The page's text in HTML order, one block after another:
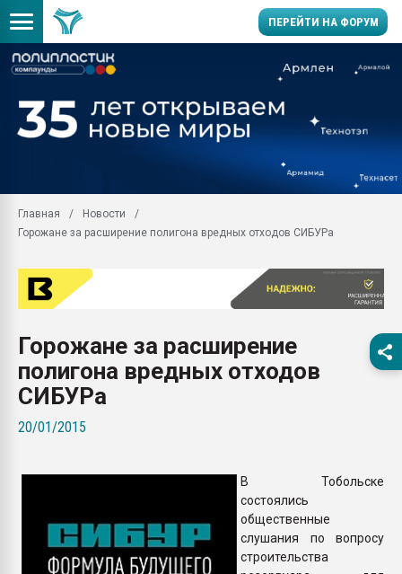
ПЕРЕЙТИ НА ФОРУМ
производство SPC
заводу пластмасс"
Подмосковье, Москва
28.07.2026
пластмасс
28.07.2026
ситуацией на
ПЕРЕЙТИ НА
Главная
Новости
Горожане за расширение полигона вредных отходов СИБУРа
Горожане за расширение
полигона вредных отходов
СИБУРа
20/01/2015
В Тобольске
состоялись
общественные
слушания по вопросу
строительства